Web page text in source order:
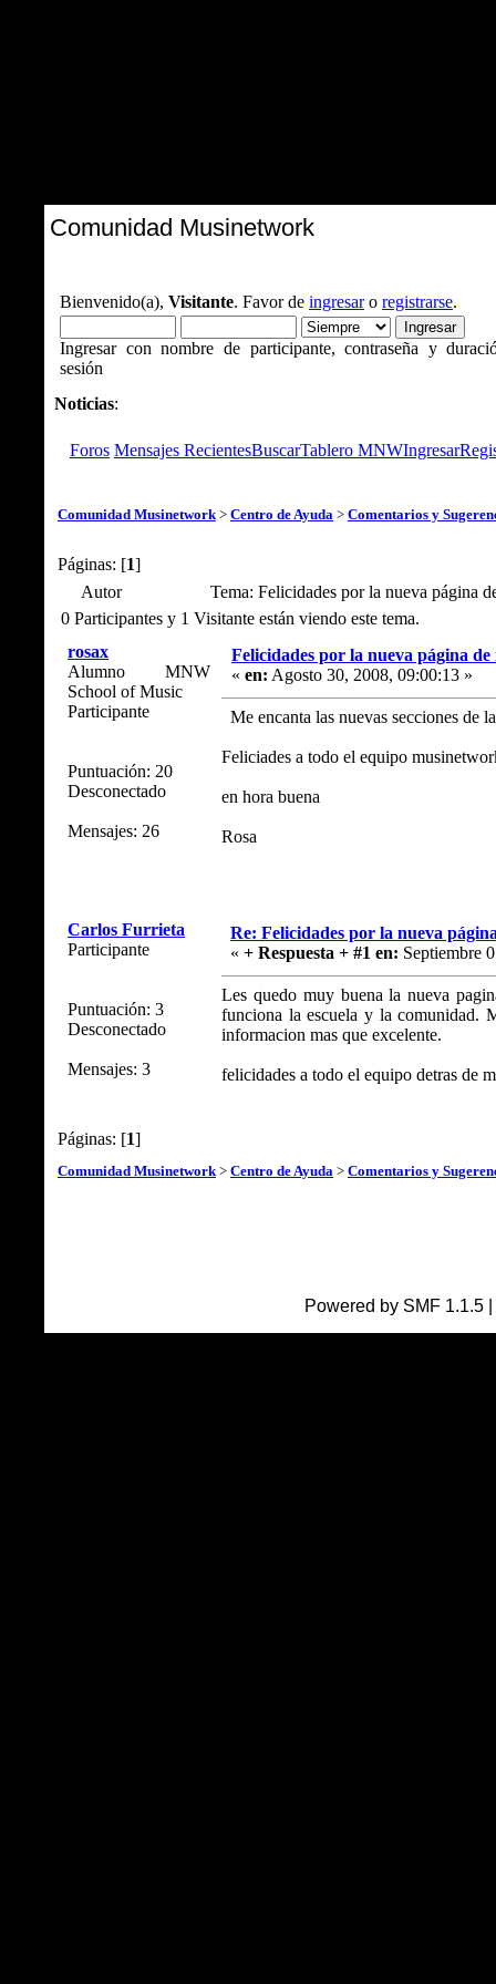
Comunidad Musinetwork
Bienvenido(a), Visitante. Favor de ingresaro registrarse.
Ingresar con nombre de participante, contraseña y
sesión
Noticias:
Foros Mensajes RecientesBuscarTablero MNWIngresar
Comunidad Musinetwork > Centro de Ayuda > Comentarios y
Páginas: [1]
Autor
Tema: Felicidades por la nueva página
0 Participantes y 1 Visitante están viendo este tema.
rosax
Alumno MNW
School of Music
Participante
Puntuación: 20
Desconectado
Mensajes: 26
Felicidades por la nueva página
« en: Agosto 30, 2008, 09:00:13 »
Me encanta las nuevas secciones de
Feliciades a todo el equipo
en hora buena
Rosa
Carlos Furrieta
Participante
Puntuación: 3
Desconectado
Mensajes: 3
Re: Felicidades por la nueva
« + Respuesta + #1 en: Septiembre
Les quedo muy buena la nueva
funciona la escuela y la comunidad.
informacion mas que excelente.
felicidades a todo el equipo detras de
Páginas: [1]
Comunidad Musinetwork> Centro de Ayuda > Comentarios y
Powered by SMF 1.1.5